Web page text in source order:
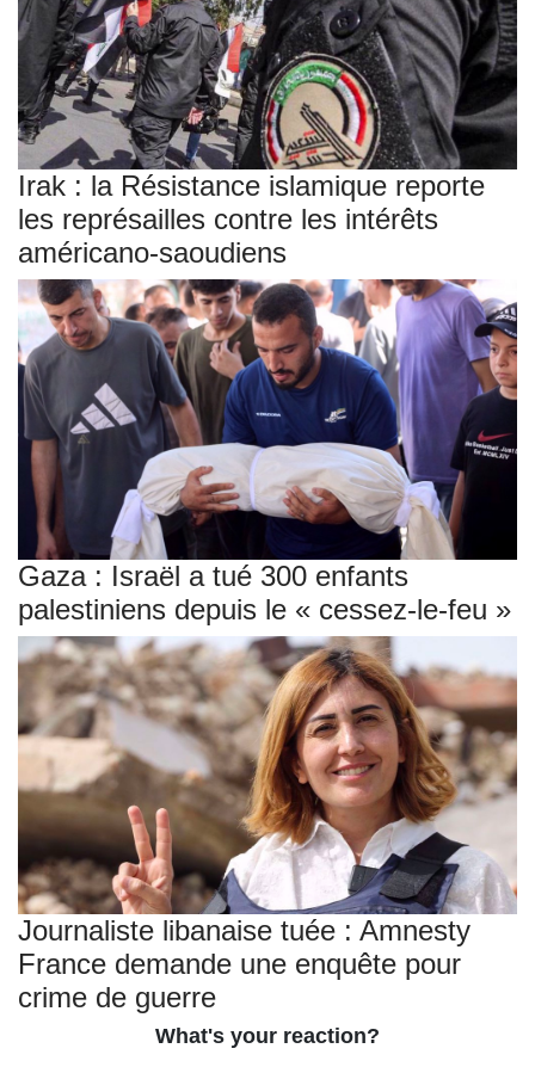
Irak : la Résistance islamique reporte
les représailles contre les intérêts
américano-saoudiens
Gaza : Israël a tué 300 enfants
palestiniens depuis le « cessez-le-feu »
Journaliste libanaise tuée : Amnesty
France demande une enquête pour
crime de guerre